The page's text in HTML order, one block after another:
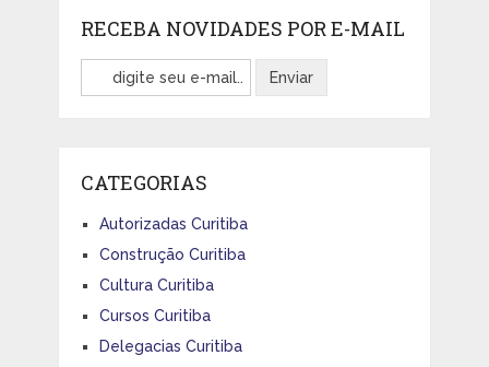
RECEBA NOVIDADES POR E-MAIL
CATEGORIAS
Autorizadas Curitiba
Construção Curitiba
Cultura Curitiba
Cursos Curitiba
Delegacias Curitiba